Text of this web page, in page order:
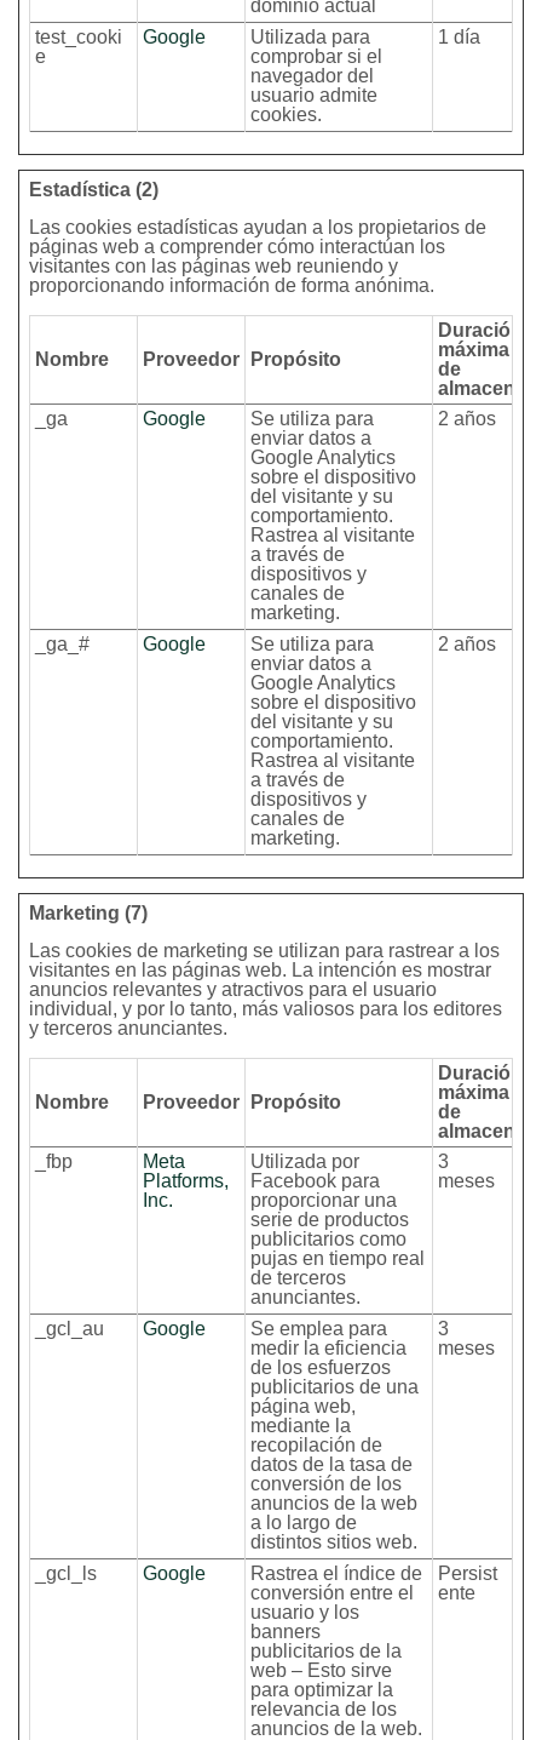
dominio actual
test_cooki
e
Google
Utilizada para
comprobar si el
navegador del
usuario admite
cookies.
1 día
Estadística (2)
Las cookies estadísticas ayudan a los propietarios de
páginas web a comprender cómo interactúan los
visitantes con las páginas web reuniendo y
proporcionando información de forma anónima.
Nombre Proveedor Propósito
Duración
máxima
de
_ga
Google
Se utiliza para
enviar datos a
Google Analytics
sobre el dispositivo
del visitante y su
comportamiento.
Rastrea al visitante
a través de
dispositivos y
canales de
marketing.
2 años
_ga_# Google
Se utiliza para
enviar datos a
Google Analytics
sobre el dispositivo
del visitante y su
comportamiento.
Rastrea al visitante
a través de
dispositivos y
canales de
marketing.
2 años
Marketing (7)
Las cookies de marketing se utilizan para rastrear a los
visitantes en las páginas web. La intención es mostrar
anuncios relevantes y atractivos para el usuario
individual, y por lo tanto, más valiosos para los editores
y terceros anunciantes.
Nombre Proveedor Propósito
Duración
máxima
de
_fbp
Meta
Platforms,
Inc.
Utilizada por
Facebook para
proporcionar una
serie de productos
publicitarios como
pujas en tiempo real
de terceros
anunciantes.
3
meses
_gcl_au Google
Se emplea para
medir la eficiencia
de los esfuerzos
publicitarios de una
página web,
mediante la
recopilación de
datos de la tasa de
conversión de los
anuncios de la web
a lo largo de
distintos sitios web.
3
meses
_gcl_ls Google
Rastrea el índice de
conversión entre el
usuario y los
banners
publicitarios de la
web – Esto sirve
para optimizar la
relevancia de los
anuncios de la web.
Persist
ente